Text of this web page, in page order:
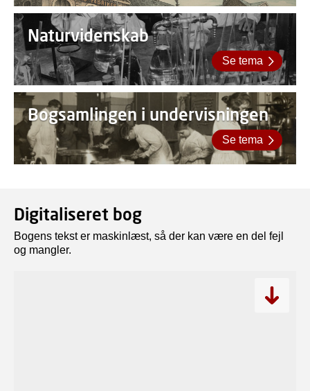
Naturvidenskab
Se tema
Bogsamlingen i undervisningen
Se tema
Digitaliseret bog
Bogens tekst er maskinlæst, så der kan være en del fejl
og mangler.